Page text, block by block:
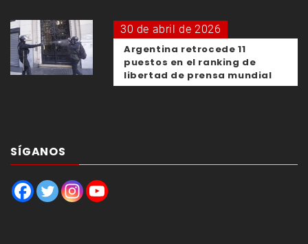
30 de abril de 2026
Argentina retrocede 11
puestos en el ranking de
libertad de prensa mundial
SÍGANOS